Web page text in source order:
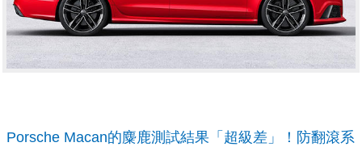
Porsche Macan的麋鹿測試結果「超級差」！防翻滾系